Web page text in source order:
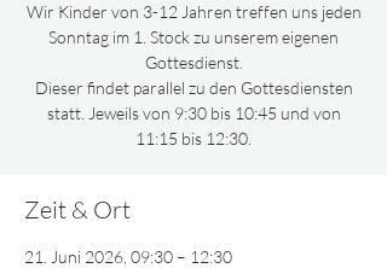
Wir Kinder von 3-12 Jahren treffen uns jeden
Sonntag im 1. Stock zu unserem eigenen
Gottesdienst.
Dieser findet parallel zu den Gottesdiensten
statt. Jeweils von 9:30 bis 10:45 und von
11:15 bis 12:30.
Zeit & Ort
21. Juni 2026, 09:30 – 12:30